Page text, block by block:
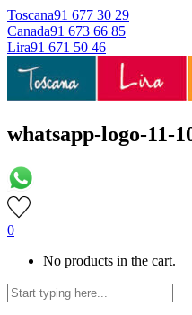
Toscana91 677 30 29
Canada91 673 66 85
Lira91 671 50 46
whatsapp-logo-11-
0
No products in the cart.